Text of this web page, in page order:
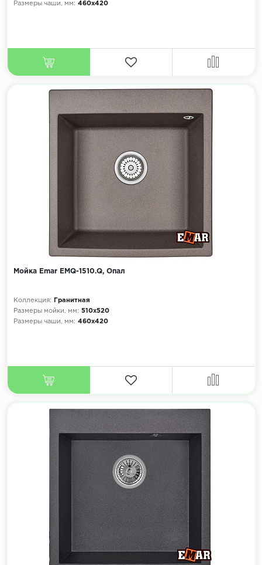
Размеры чаши, мм: 460х420
Мойка Emar EMQ-1510.Q, Опал
Коллекция:
Гранитная
Размеры мойки, мм: 510х520
Размеры чаши, мм: 460х420